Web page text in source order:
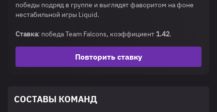
победы подряд в группе и выглядят фаворитом на фоне
нестабильной игры Liquid.
Ставка: победа Team Falcons, коэффициент 1.42.
Повторить ставку
СОСТАВЫ КОМАНД